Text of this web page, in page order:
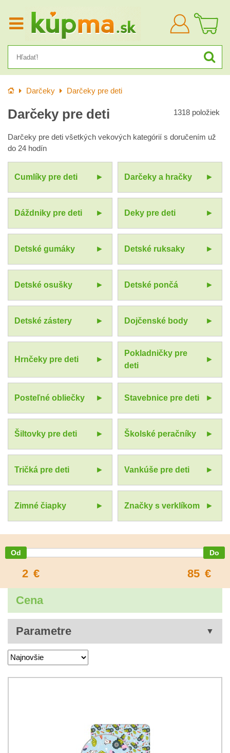
Prihlásiť
sa
Úvod Darčeky Darčeky pre deti
Darčeky pre deti 1318 položiek
Darčeky pre deti všetkých vekových kategórií s doručením už
do 24 hodín
Cumlíky pre deti Darčeky a hračky
Dáždniky pre deti Deky pre deti
Detské gumáky Detské ruksaky
Detské osušky Detské pončá
Detské zástery Dojčenské body
Hrnčeky pre deti
Pokladničky pre
deti
Posteľné obliečky Stavebnice pre deti
Šiltovky pre deti Školské peračníky
Tričká pre deti Vankúše pre deti
Zimné čiapky Značky s verklíkom
2 € 85 €
Cena
Parametre